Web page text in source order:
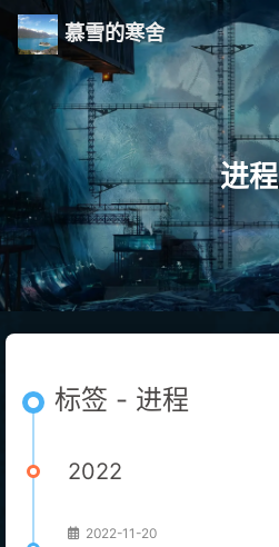
慕雪的寒舍
进程
标签 - 进程
2022
2022-11-20